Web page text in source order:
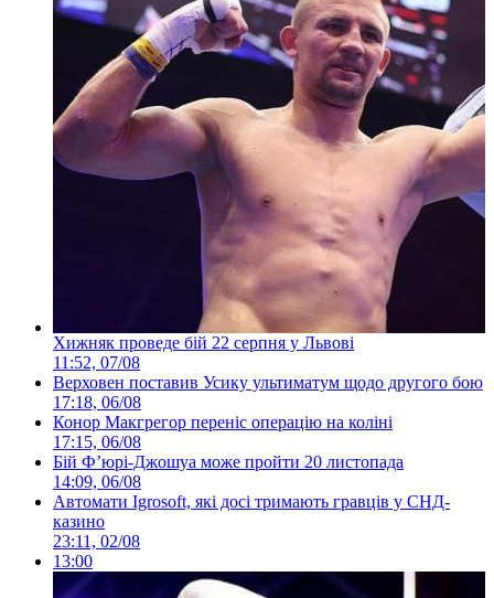
Хижняк проведе бій 22 серпня у Львові
11:52, 07/08
Верховен поставив Усику ультиматум щодо другого бою
17:18, 06/08
Конор Макгрегор переніс операцію на коліні
17:15, 06/08
Бій Ф’юрі-Джошуа може пройти 20 листопада
14:09, 06/08
Автомати Igrosoft, які досі тримають гравців у СНД-
казино
23:11, 02/08
13:00